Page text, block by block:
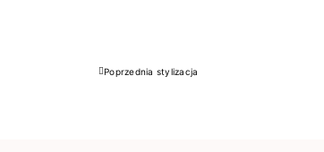
Poprzedni
Poprzednia stylizacja